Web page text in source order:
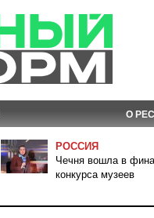
О
РОССИЯ
Чечня вошла в
конкурса музеев